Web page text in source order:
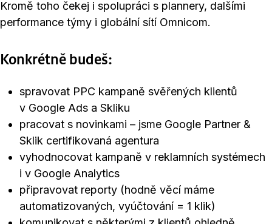
Kromě toho čekej i spolupráci s plannery, dalšími
performance týmy i globální sítí Omnicom.
Konkrétně budeš:
spravovat PPC kampaně svěřených klientů
v Google Ads a Skliku
pracovat s novinkami – jsme Google Partner &
Sklik certifikovaná agentura
vyhodnocovat kampaně v reklamních systémech
i v Google Analytics
připravovat reporty (hodně věcí máme
automatizovaných, vyúčtování = 1 klik)